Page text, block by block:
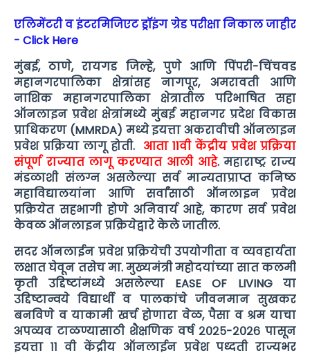
एलिमेंटरी व इंटरमिजिएट ड्रॉइंग ग्रेड परीक्षा निकाल जाहीर
- Click Here
मुंबई, ठाणे, रायगड जिल्हे, पुणे आणि पिंपरी-चिंचवड
महानगरपालिका क्षेत्रांसह नागपूर, अमरावती आणि
नाशिक महानगरपालिका क्षेत्रातील परिभाषित सहा
ऑनलाइन प्रवेश क्षेत्रांमध्ये मुंबई महानगर प्रदेश विकास
प्राधिकरण (MMRDA) मध्ये इयत्ता अकरावीची ऑनलाइन
प्रवेश प्रक्रिया लागू होती. आता 11वी केंद्रीय प्रवेश प्रक्रिया
संपूर्ण राज्यात लागू करण्यात आली आहे. महाराष्ट्र राज्य
मंडळाशी संलग्न असलेल्या सर्व मान्यताप्राप्त कनिष्ठ
महाविद्यालयांना आणि सर्वांसाठी ऑनलाइन प्रवेश
प्रक्रियेत सहभागी होणे अनिवार्य आहे, कारण सर्व प्रवेश
केवळ ऑनलाइन प्रक्रियेद्वारे केले जातील.
सदर ऑनलाईन प्रवेश प्रक्रियेची उपयोगीता व व्यवहार्यता
लक्षात घेवून तसेच मा. मुख्यमंत्री महोदयांच्या सात कलमी
कृती उद्दिष्टांमध्ये असलेल्या EASE OF LIVING या
उद्दिष्टान्वये विद्यार्थी व पालकांचे जीवनमान सुखकर
बनविणे व याकामी खर्च होणारा वेळ, पैसा व श्रम याचा
अपव्यव टाळण्यासाठी शैक्षणिक वर्ष २०२५-२०२६ पासून
इयत्ता ११ वी केंद्रीय ऑनलाईन प्रवेश पध्दती राज्यभर